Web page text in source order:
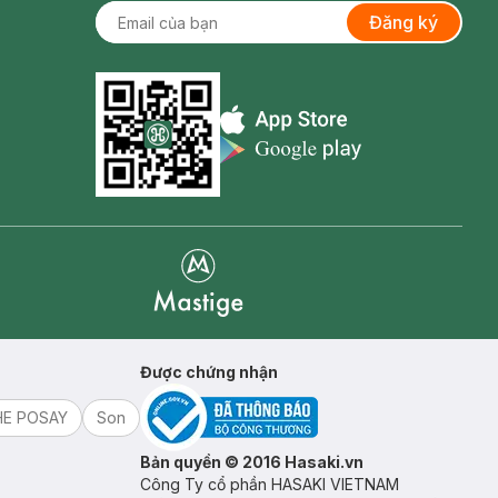
Đăng ký
Appstore icon
POSAY
Son
Được chứng nhận
Bản quyền © 2016 Hasaki.vn
Công Ty cổ phần HASAKI VIETNAM